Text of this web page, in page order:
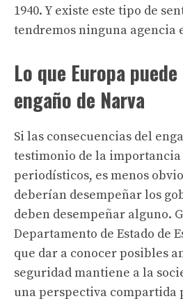
1940. Y existe este tipo de
tendremos ninguna agencia
Lo que Europa
engaño de Narva
Si las consecuencias del
testimonio de la importancia
periodísticos, es menos
deberían desempeñar los
deben desempeñar alguno.
Departamento de Estado de
que dar a conocer posibles
seguridad mantiene a la
una perspectiva compartida